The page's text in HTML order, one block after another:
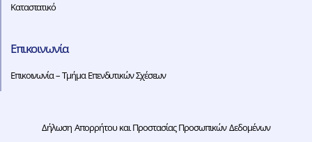
Καταστατικό
Επικοινωνία
Επικοινωνία – Τμήμα Επενδυτικών Σχέσεων
Δήλωση Απορρήτου και Προστασίας Προσωπικών Δεδομένων